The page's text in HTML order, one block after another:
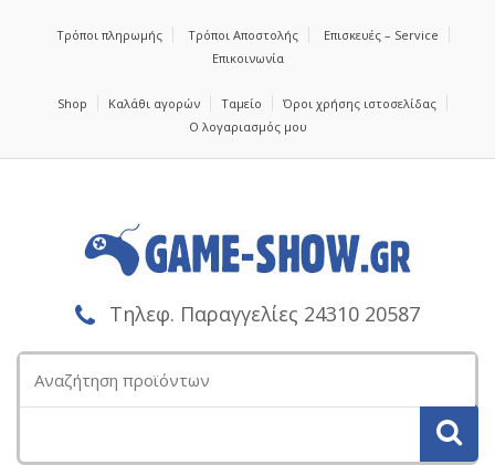
Τρόποι πληρωμής Τρόποι Αποστολής
Επισκευές – Service
Επικοινωνία
Shop Καλάθι αγορών Ταμείο
Όροι χρήσης ιστοσελίδας
Ο λογαριασμός μου
Τηλεφ. Παραγγελίες 24310 20587
για: